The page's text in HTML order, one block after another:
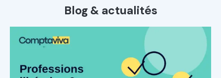
Blog & actualités